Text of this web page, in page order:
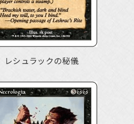
レシュラックの秘儀